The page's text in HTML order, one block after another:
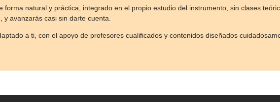
natural y práctica, integrado en el propio estudio del instrumento, sin clases
avanzarás casi sin darte cuenta.
a ti, con el apoyo de profesores cualificados y contenidos diseñados